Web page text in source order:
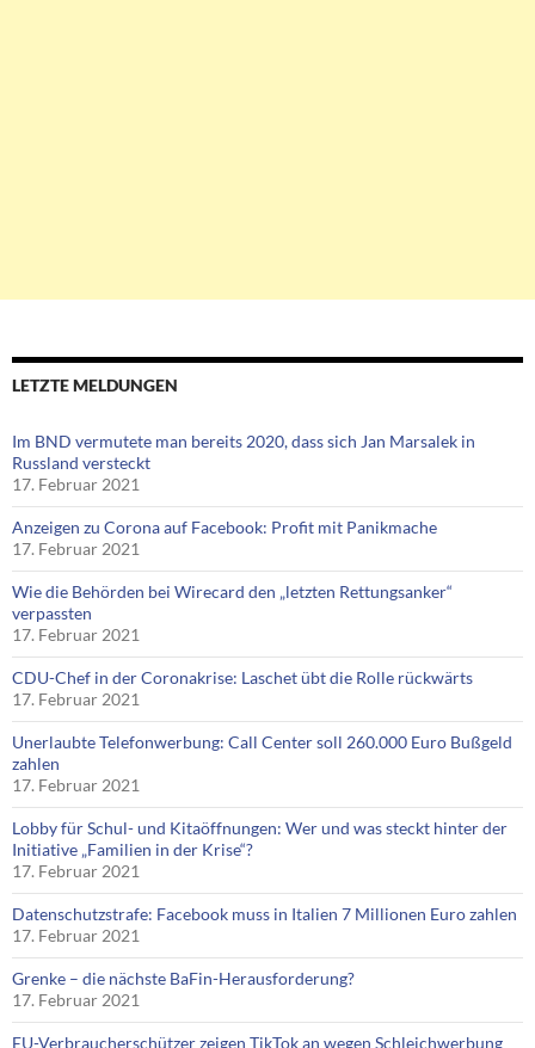
LETZTE MELDUNGEN
Im BND vermutete man bereits 2020, dass sich Jan Marsalek in
Russland versteckt
17. Februar 2021
Anzeigen zu Corona auf Facebook: Profit mit Panikmache
17. Februar 2021
Wie die Behörden bei Wirecard den „letzten Rettungsanker“
verpassten
17. Februar 2021
CDU-Chef in der Coronakrise: Laschet übt die Rolle rückwärts
17. Februar 2021
Unerlaubte Telefonwerbung: Call Center soll 260.000 Euro Bußgeld
zahlen
17. Februar 2021
Lobby für Schul- und Kitaöffnungen: Wer und was steckt hinter der
Initiative „Familien in der Krise“?
17. Februar 2021
Datenschutzstrafe: Facebook muss in Italien 7 Millionen Euro zahlen
17. Februar 2021
Grenke – die nächste BaFin-Herausforderung?
17. Februar 2021
EU-Verbraucherschützer zeigen TikTok an wegen Schleichwerbung